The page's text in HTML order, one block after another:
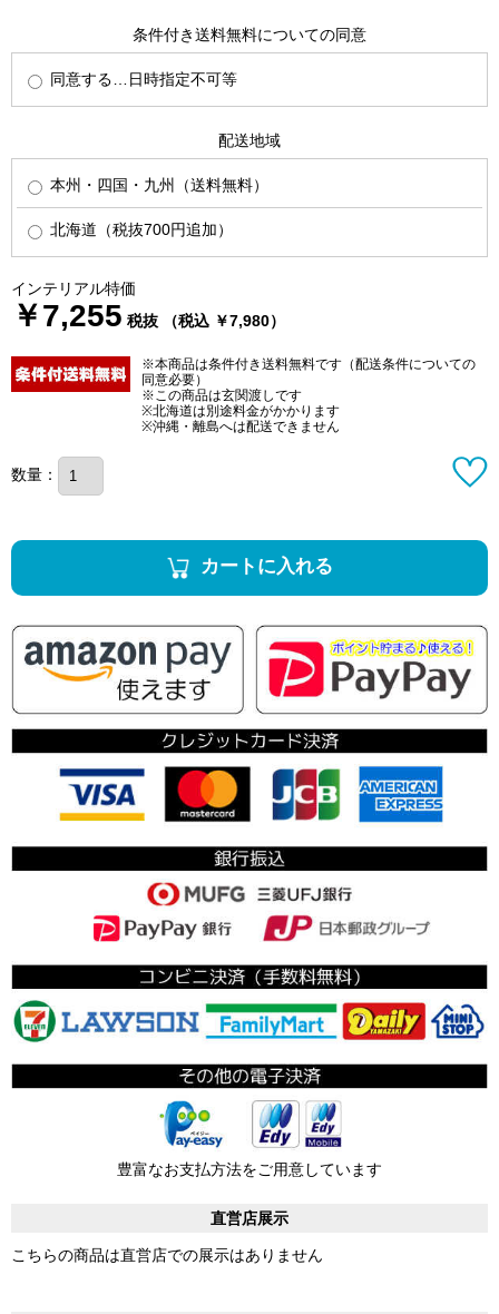
条件付き送料無料についての同意
同意する…日時指定不可等
配送地域
本州・四国・九州（送料無料）
北海道（税抜700円追加）
インテリアル特価
￥7,255 税抜 （税込 ￥7,980）
※本商品は条件付き送料無料です（配送条件についての
同意必要）
※この商品は玄関渡しです
※北海道は別途料金がかかります
※沖縄・離島へは配送できません
数量：
カートに入れる
豊富なお支払方法をご用意しています
直営店展示
こちらの商品は直営店での展示はありません